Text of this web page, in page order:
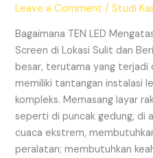
Leave a Comment /Studi
Bagaimana TEN LED
Screen di Lokasi Sulit dan
besar, terutama yang terjadi
memiliki tantangan instalasi
kompleks. Memasang layar
seperti di puncak gedung, di
cuaca ekstrem,
peralatan; membutuhkan
LED
di
Lokasi
Sulit
dan
Berisiko
Tinggi?